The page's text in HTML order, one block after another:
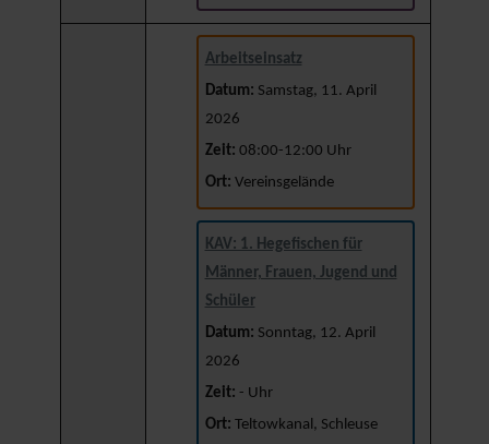
Arbeitseinsatz
Datum: Samstag, 11. April
2026
Zeit: 08:00-12:00 Uhr
Ort: Vereinsgelände
KAV: 1. Hegefischen für
Männer, Frauen, Jugend und
Schüler
Datum: Sonntag, 12. April
2026
Zeit: - Uhr
Ort: Teltowkanal, Schleuse